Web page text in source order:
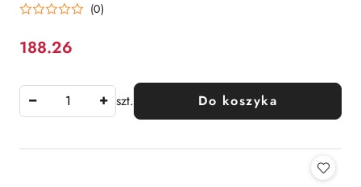
(0)
Cena:
188.26
szt. Do koszyka